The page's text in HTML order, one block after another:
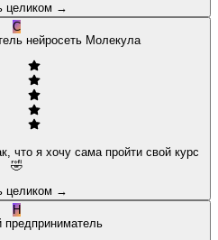
целиком →
С
нейросеть Молекула
что я хочу сама пройти свой курс
🤣
целиком →
Н
предприниматель